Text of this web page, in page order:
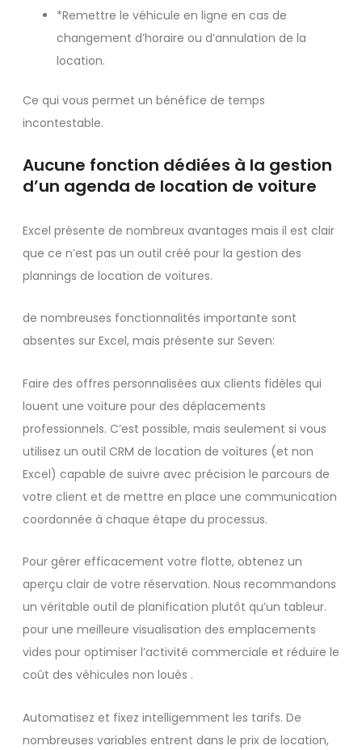
*Remettre le véhicule en ligne en cas de
changement d’horaire ou d’annulation de la
location.
Ce qui vous permet un bénéfice de temps
incontestable.
Aucune fonction dédiées à la gestion
d’un agenda de location de voiture
Excel présente de nombreux avantages mais il est clair
que ce n’est pas un outil créé pour la gestion des
plannings de location de voitures.
de nombreuses fonctionnalités importante sont
absentes sur Excel, mais présente sur Seven:
Faire des offres personnalisées aux clients fidèles qui
louent une voiture pour des déplacements
professionnels. C’est possible, mais seulement si vous
utilisez un outil CRM de location de voitures (et non
Excel) capable de suivre avec précision le parcours de
votre client et de mettre en place une communication
coordonnée à chaque étape du processus.
Pour gérer efficacement votre flotte, obtenez un
aperçu clair de votre réservation. Nous recommandons
un véritable outil de planification plutôt qu’un tableur.
pour une meilleure visualisation des emplacements
vides pour optimiser l’activité commerciale et réduire le
coût des véhicules non loués .
Automatisez et fixez intelligemment les tarifs. De
nombreuses variables entrent dans le prix de location,